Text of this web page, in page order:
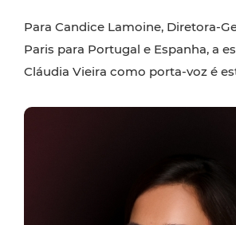
Para Candice Lamoine, Diretora-
Paris para Portugal e Espanha, a
Cláudia Vieira como porta-voz é